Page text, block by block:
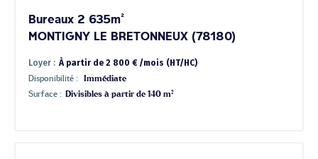
Bureaux 2 635m²
MONTIGNY LE BRETONNEUX (78180)
Loyer : À partir de 2 800 € /mois (HT/HC)
Disponibilité :
Immédiate
Surface : Divisibles à partir de 140 m²